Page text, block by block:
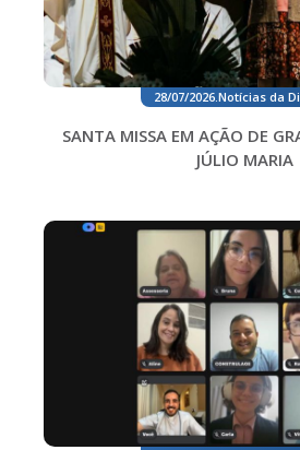
28/07/2026.Notícias da
SANTA MISSA EM AÇÃO DE
JÚLIO MARIA